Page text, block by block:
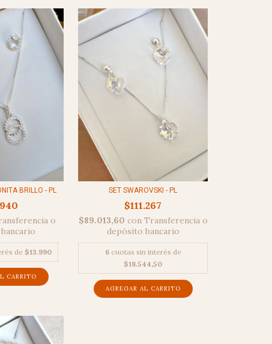
BRILLO - PL
o
de $13.990
SET SWAROVSKI - PL
$111.267
$89.013,60 con Transferencia o
depósito bancario
6 cuotas sin interés de
$18.544,50